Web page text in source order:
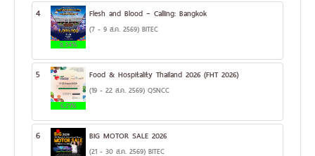
4
8.34%
Flesh and Blood – Calling: Bangkok
(7 - 9 ส.ค. 2569) BITEC
5
6.21%
Food & Hospitality Thailand 2026 (FHT 2026)
(19 - 22 ส.ค. 2569) QSNCC
6 BIG MOTOR SALE 2026
(21 - 30 ส.ค. 2569) BITEC